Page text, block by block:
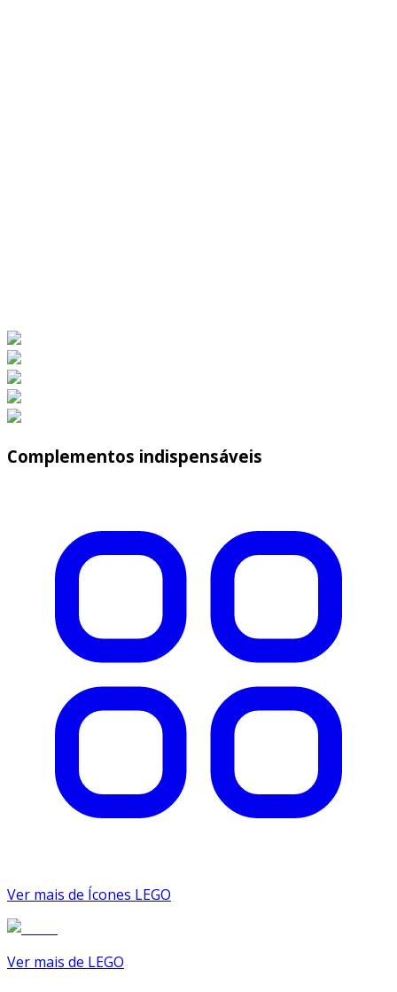
Complementos indispensáveis
Ver mais de Ícones LEGO
Ver mais de LEGO